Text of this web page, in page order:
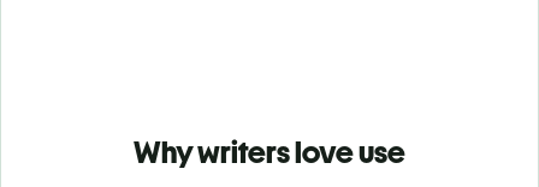
Why writers love use